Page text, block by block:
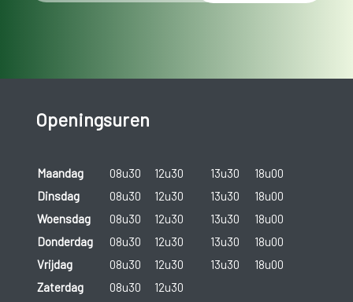
Openingsuren
Maandag 08u30 12u30 13u30
18u00
Dinsdag
08u30 12u30 13u30
18u00
Woensdag
08u30 12u30 13u30
18u00
Donderdag
08u30 12u30 13u30
18u00
Vrijdag
08u30 12u30 13u30
18u00
Zaterdag
08u30
12u30